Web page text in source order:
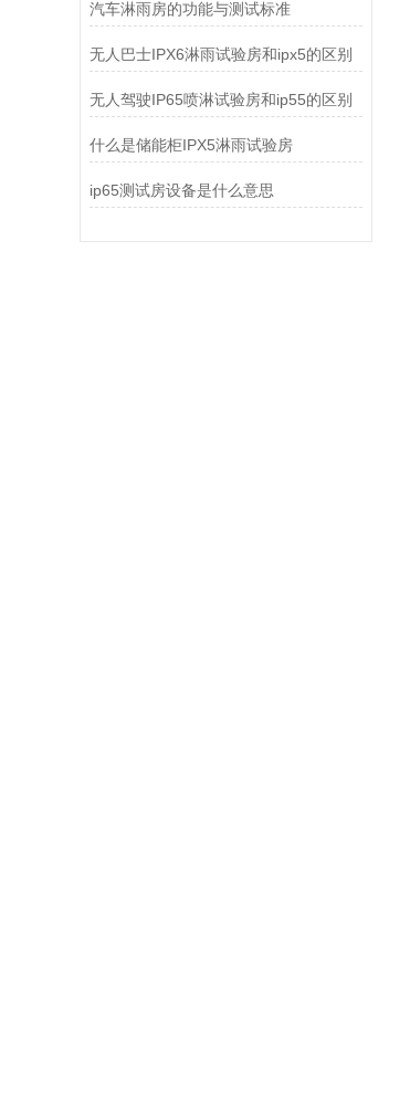
汽车淋雨房的功能与测试标准
无人巴士IPX6淋雨试验房和ipx5的区别
无人驾驶IP65喷淋试验房和ip55的区别
什么是储能柜IPX5淋雨试验房
ip65测试房设备是什么意思